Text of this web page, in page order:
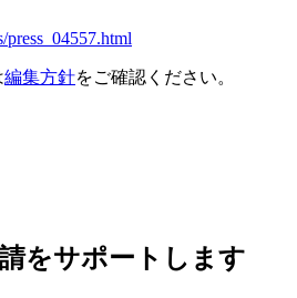
press_04557.html
編集方針をご確認ください。
をサポートします